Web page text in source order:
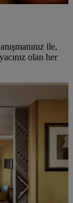
ile,
olan her